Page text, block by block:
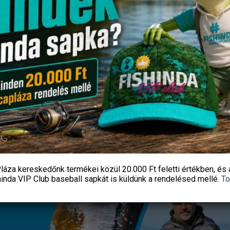
3,5mm / #12 – #12
837Ft Original
price
was:
837 Ft.
711FtCurrent
price
is:
711 Ft.
Fishingoutlet
KOSÁRBA TESZEM
Mikado MFT Black Botzsák
részes – TAVASZI AKCIÓ –
8 190Ft
Fishingoutlet
KOSÁRBA TESZEM
kereskedőnk termékei közül 20.000 Ft felettiértékben, és
VIP Club baseball sapkátis küldünk a rendelésed mellé.